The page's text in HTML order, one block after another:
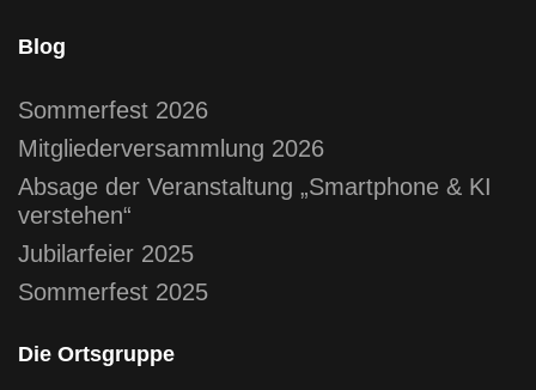
Blog
Sommerfest 2026
Mitgliederversammlung 2026
Absage der Veranstaltung „Smartphone & KI
verstehen“
Jubilarfeier 2025
Sommerfest 2025
Die Ortsgruppe